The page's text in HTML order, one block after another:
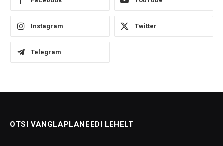
Instagram Twitter
Telegram
OTSI VANGLAPLANEEDI LEHELT